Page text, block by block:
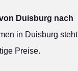
Duisburg nach
in Duisburg
Preise.